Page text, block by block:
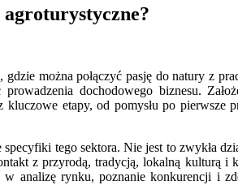
można połączyć pasję do natury z
dochodowego biznesu.
etapy, od pomysłu po
tego sektora. Nie jest to zwykła
z przyrodą, tradycją, lokalną kulturą
w analizę rynku, poznanie konkurencji